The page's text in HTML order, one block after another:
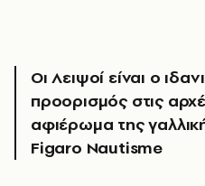
Οι Λειψοί είναι ο
προορισμός στις
αφιέρωμα της
Figaro Nautisme